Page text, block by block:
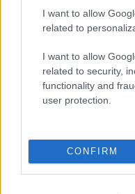
I want to allow
related to
I want to allow
related to security,
functionality and
user protection.
CONFIRM